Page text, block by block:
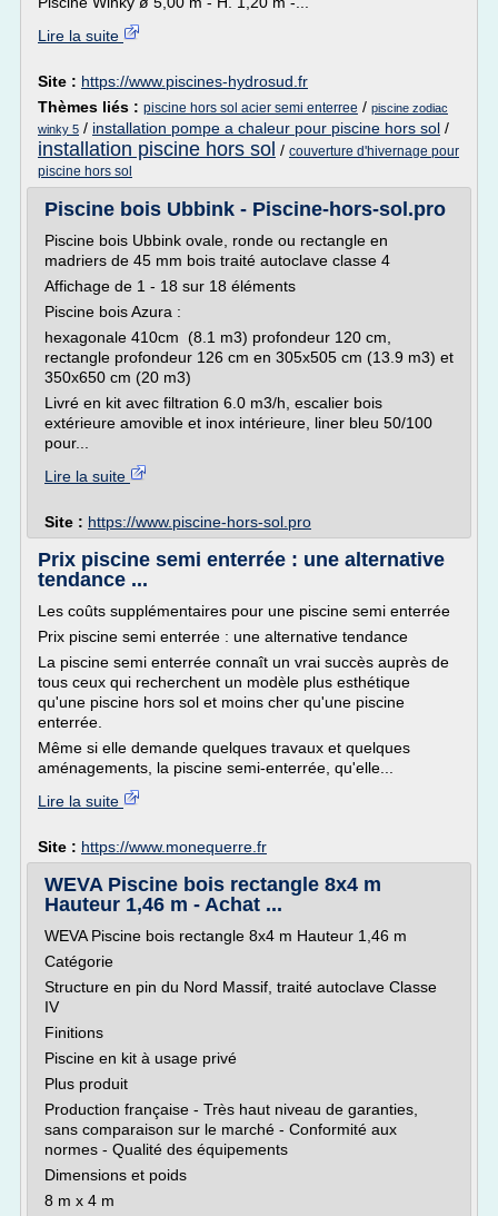
Lire la suite
Site : https://www.piscines-hydrosud.fr
Thèmes liés : piscine hors sol acier semi enterree / piscine zodiac
winky 5 / installation pompe a chaleur pour piscine hors sol /
installation piscine hors sol / couverture d'hivernage pour
piscine hors sol
Piscine bois Ubbink - Piscine-hors-sol.pro
Piscine bois Ubbink ovale, ronde ou rectangle en
madriers de 45 mm bois traité autoclave classe 4
Affichage de 1 - 18 sur 18 éléments
Piscine bois Azura :
hexagonale 410cm (8.1 m3) profondeur 120 cm,
rectangle profondeur 126 cm en 305x505 cm (13.9 m3) et
350x650 cm (20 m3)
Livré en kit avec filtration 6.0 m3/h, escalier bois
extérieure amovible et inox intérieure, liner bleu 50/100
pour...
Lire la suite
Site : https://www.piscine-hors-sol.pro
Prix piscine semi enterrée : une alternative
tendance ...
Les coûts supplémentaires pour une piscine semi enterrée
Prix piscine semi enterrée : une alternative tendance
La piscine semi enterrée connaît un vrai succès auprès de
tous ceux qui recherchent un modèle plus esthétique
qu'une piscine hors sol et moins cher qu'une piscine
enterrée.
Même si elle demande quelques travaux et quelques
aménagements, la piscine semi-enterrée, qu'elle...
Lire la suite
Site : https://www.monequerre.fr
WEVA Piscine bois rectangle 8x4 m
Hauteur 1,46 m - Achat ...
WEVA Piscine bois rectangle 8x4 m Hauteur 1,46 m
Catégorie
Structure en pin du Nord Massif, traité autoclave Classe
IV
Finitions
Piscine en kit à usage privé
Plus produit
Production française - Très haut niveau de garanties,
sans comparaison sur le marché - Conformité aux
normes - Qualité des équipements
Dimensions et poids
8 m x 4 m